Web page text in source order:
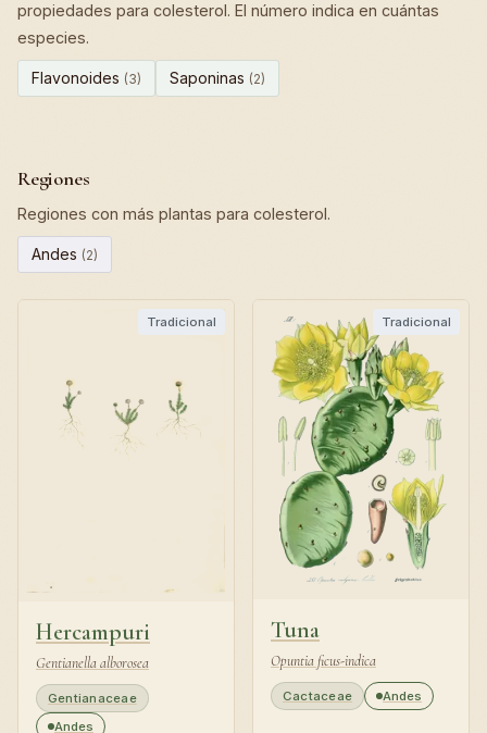
propiedades para colesterol. El número indica en cuántas
especies.
Flavonoides (3) Saponinas (2)
Regiones
Regiones con más plantas para colesterol.
Andes (2)
Tradicional
Hercampuri
Gentianella alborosea
Gentianaceae
Andes
Tradicional
Tuna
Opuntia ficus-indica
Cactaceae Andes